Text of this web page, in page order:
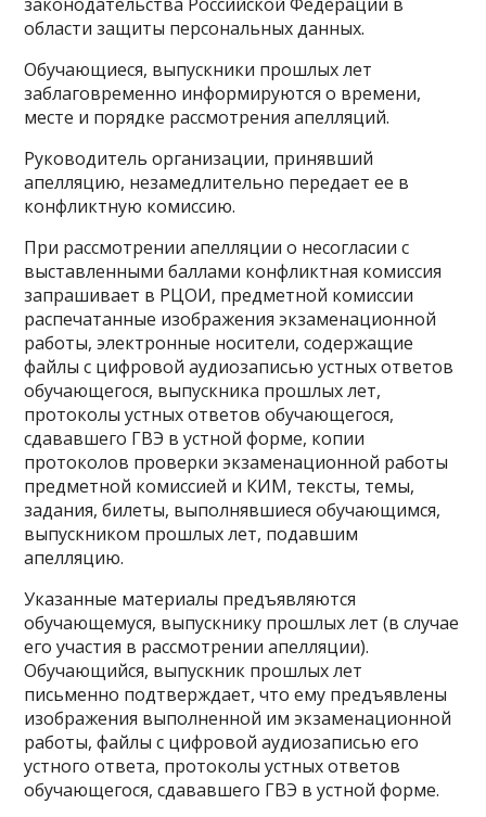
области защиты персональных данных.
Обучающиеся, выпускники прошлых лет
заблаговременно информируются о времени,
месте и порядке рассмотрения апелляций.
Руководитель организации, принявший
апелляцию, незамедлительно передает ее в
конфликтную комиссию.
При рассмотрении апелляции о несогласии с
выставленными баллами конфликтная комиссия
запрашивает в РЦОИ, предметной комиссии
распечатанные изображения экзаменационной
работы, электронные носители, содержащие
файлы с цифровой аудиозаписью устных ответов
обучающегося, выпускника прошлых лет,
протоколы устных ответов обучающегося,
сдававшего ГВЭ в устной форме, копии
протоколов проверки экзаменационной работы
предметной комиссией и КИМ, тексты, темы,
задания, билеты, выполнявшиеся обучающимся,
выпускником прошлых лет, подавшим
апелляцию.
Указанные материалы предъявляются
обучающемуся, выпускнику прошлых лет (в случае
его участия в рассмотрении апелляции).
Обучающийся, выпускник прошлых лет
письменно подтверждает, что ему предъявлены
изображения выполненной им экзаменационной
работы, файлы с цифровой аудиозаписью его
устного ответа, протоколы устных ответов
обучающегося, сдававшего ГВЭ в устной форме.